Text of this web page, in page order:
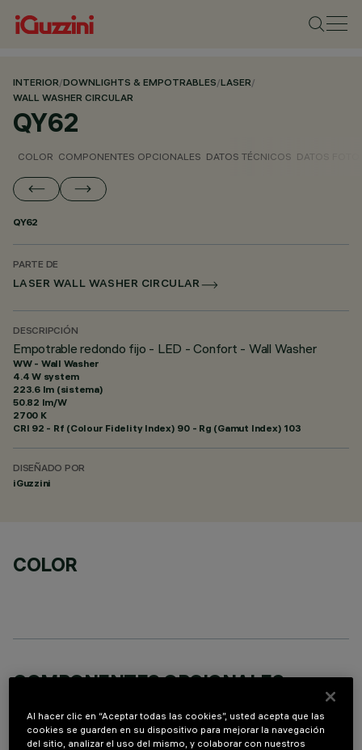
INTERIOR/DOWNLIGHTS & EMPOTRABLES/LASER/
WALL WASHER CIRCULAR
QY62
COLOR COMPONENTES OPCIONALES DATOS TÉCNICOS DATOS
QY62
PARTE DE
LASER WALL WASHER CIRCULAR
DESCRIPCIÓN
Empotrable redondo fijo - LED - Confort - Wall Washer
WW - Wall Washer
4.4 W system
223.6 lm (sistema)
50.82 lm/W
2700 K
CRI 92 - Rf (Colour Fidelity Index) 90 - Rg (Gamut Index) 103
DISEÑADO POR
iGuzzini
COLOR
COMPONENTES OPCIONALES
Al hacer clic en “Aceptar todas las cookies”, usted acepta que las
cookies se guarden en su dispositivo para mejorar la navegación
del sitio, analizar el uso del mismo, y colaborar con nuestros